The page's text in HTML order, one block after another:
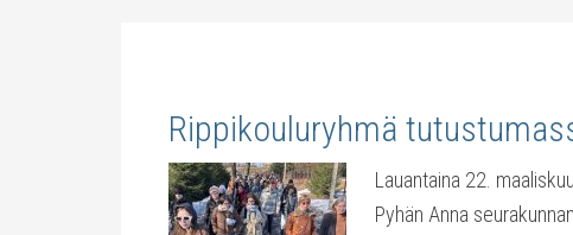
Rippikouluryhmä
Lauantaina 22.
Pyhän Anna